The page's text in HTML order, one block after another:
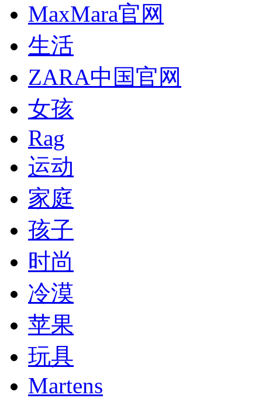
MaxMara官网
生活
ZARA中国官网
女孩
Rag
运动
家庭
孩子
时尚
冷漠
苹果
玩具
Martens